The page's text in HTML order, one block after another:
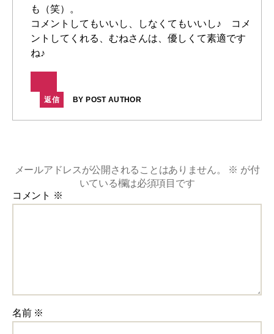
も（笑）。
コメントしてもいいし、しなくてもいいし♪ コメ
ントしてくれる、むねさんは、優しくて素適です
ね♪
返信 BY POST AUTHOR
メールアドレスが公開されることはありません。 ※ が付
いている欄は必須項目です
コメント ※
名前 ※